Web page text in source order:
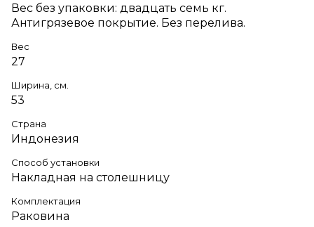
Вес без упаковки: двадцать семь кг.
Антигрязевое покрытие. Без перелива.
Вес
27
Ширина, см.
53
Страна
Индонезия
Способ установки
Накладная на столешницу
Комплектация
Раковина